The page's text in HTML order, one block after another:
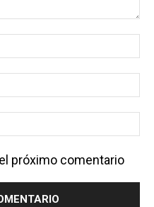
próximo comentario